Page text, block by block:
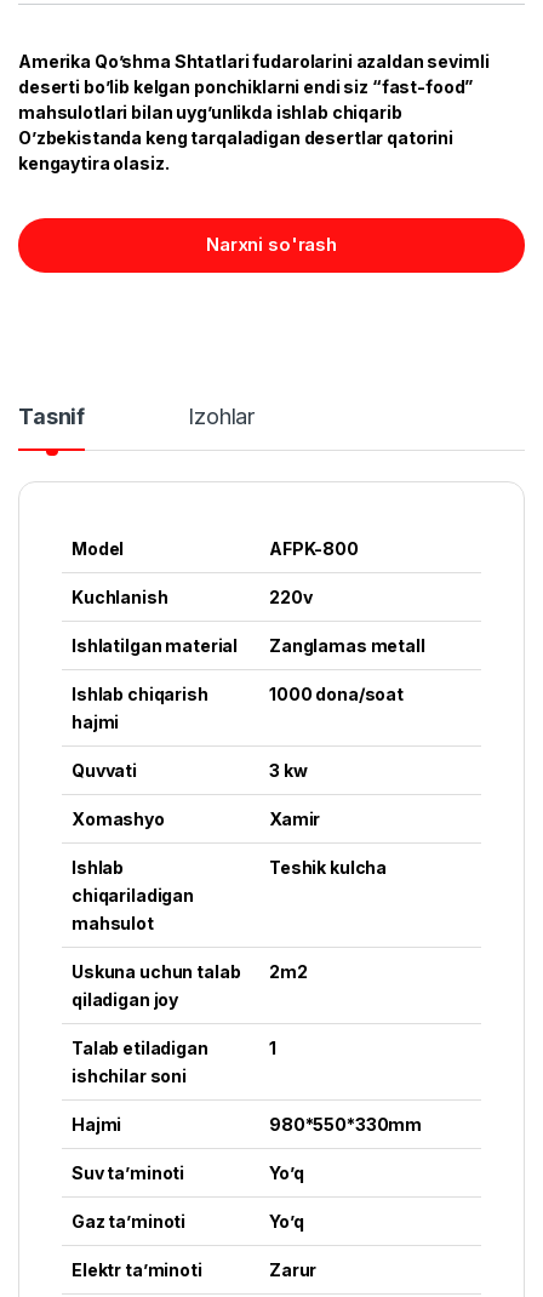
Amerika Qo’shma Shtatlari fudarolarini azaldan sevimli
deserti bo’lib kelgan ponchiklarni endi siz “fast-food”
mahsulotlari bilan uyg’unlikda ishlab chiqarib
O’zbekistanda keng tarqaladigan desertlar qatorini
kengaytira olasiz.
Narxni so'rash
Tasnif Izohlar
Model AFPK-800
Kuchlanish 220v
Ishlatilgan material Zanglamas metall
Ishlab chiqarish
hajmi
1000 dona/soat
Quvvati 3 kw
Xomashyo Xamir
Ishlab
chiqariladigan
mahsulot
Teshik kulcha
Uskuna uchun talab
qiladigan joy
2m2
Talab etiladigan
ishchilar soni
1
Hajmi 980*550*330mm
Suv ta’minoti Yo’q
Gaz ta’minoti Yo’q
Elektr ta’minoti Zarur